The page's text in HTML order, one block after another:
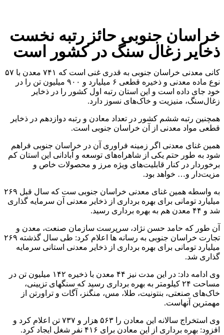
خراسان جنوبی حائز رتبه نخست
ذخایر زغال سنگ در کشور است
کانی معدنی خراسان جنوبی به قدری غنی است که ۷۴۱ معدن با ۵۷
نوع ماده معدنی و ذخیره قطعی ۶ میلیارد و ۹۰۰ میلیون تن را در
خود جای داده است و این استان رتبه اول کشور را در ذخایر
زغال‌سنگ، منیزیت و خاک‌های نسوز دارد.
همچنین رتبه ششم کشور در تعداد معادن و رتبه دوازدهم در ذخایر
قطعی مواد معدنی از آن خراسان جنوبی است.
همین غنای معدنی اگر زمینه فراوری آن در خراسان جنوبی فراهم
شود به طور حتم یکی از شاهراه‌های توسعه و آبادانی این استان کم
برخوردار در کنار قابلیت‌های ویژه مرز و محصولات خاص و
مزیت‌دار و… خواهد بود.
به واسطه همین غنای معدنی خراسان جنوبی ست که سال قبل ۲۶۹
میلیارد تومانی برای بهره برداری از ذخایر معدنی آن سرمایه گذاری
شد و ۴۴ معدن هم به بهره برداری رسید.
آن طور که حامد حسن نژاد، سرپرست سازمان صنعت، معدن و
تجارت خراسان جنوبی به رسانه ها اعلام کرد: طی سال گذشته ۲۶۹
میلیارد تومانی برای بهره برداری از ذخایر معدنی استانی سرمایه
گذاری شد.
وی ادامه داد: در این مدت نیز ۴۴ معدن با ذخیره ۱۴۲ میلیون تن در
مساحت ۲۴ کیلومتر به بهره برداری رسید که سنگهای تزیینی،
خاک‌های صنعتی، بنتونیت، طلا، مس، منگنز، آگات و تراورتن از
مهمترین آنهاست.
وی استخراج سالانه این معادن را ۵۶۳ هزار و ۷۳۷ تن اعلام کرد و
افزود: بهره برداری از این معادن برای ۴۱۶ نفر شغل ایجاد کرد.